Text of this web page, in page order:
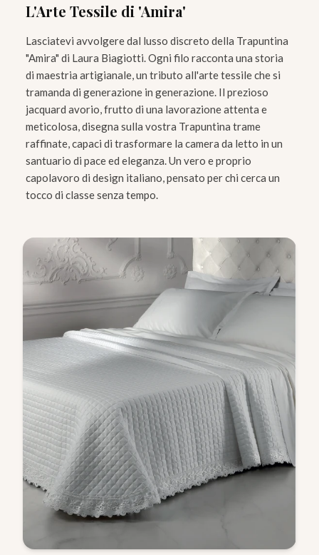
L'Arte Tessile di 'Amira'
Lasciatevi avvolgere dal lusso discreto della Trapuntina
"Amira" di Laura Biagiotti. Ogni filo racconta una storia
di maestria artigianale, un tributo all'arte tessile che si
tramanda di generazione in generazione. Il prezioso
jacquard avorio, frutto di una lavorazione attenta e
meticolosa, disegna sulla vostra Trapuntina trame
raffinate, capaci di trasformare la camera da letto in un
santuario di pace ed eleganza. Un vero e proprio
capolavoro di design italiano, pensato per chi cerca un
tocco di classe senza tempo.